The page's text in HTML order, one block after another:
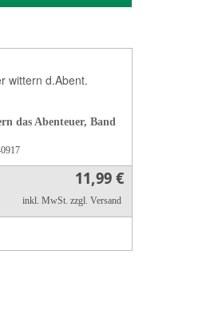
das Abenteuer, Band
11,99 €
inkl. MwSt. zzgl. Versand